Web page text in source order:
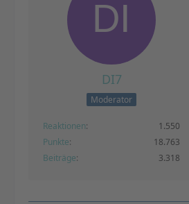
DI7
Moderator
Reaktionen
1.550
Punkte
18.763
Beiträge
3.318